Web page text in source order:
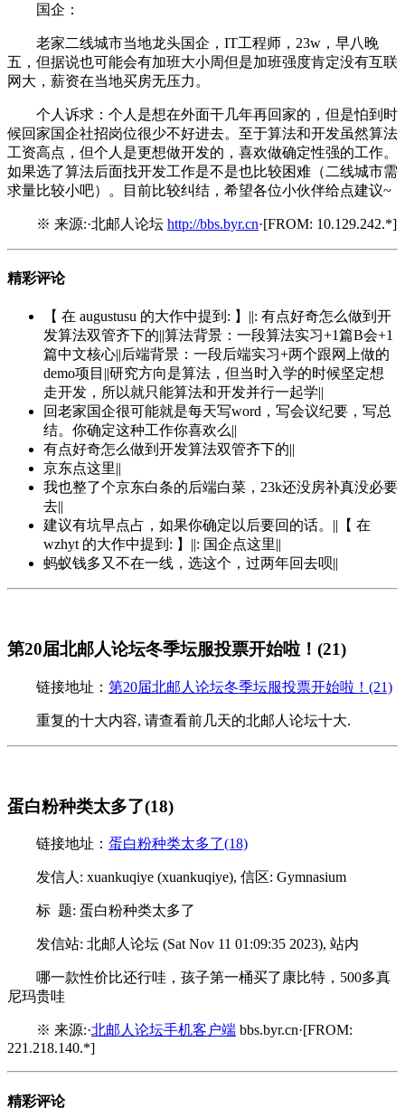
国企：
老家二线城市当地龙头国企，IT工程师，23w，早八晚
五，但据说也可能会有加班大小周但是加班强度肯定没有互联
网大，薪资在当地买房无压力。
个人诉求：个人是想在外面干几年再回家的，但是怕到时
候回家国企社招岗位很少不好进去。至于算法和开发虽然算法
工资高点，但个人是更想做开发的，喜欢做确定性强的工作。
如果选了算法后面找开发工作是不是也比较困难（二线城市需
求量比较小吧）。目前比较纠结，希望各位小伙伴给点建议~
※ 来源:·北邮人论坛 http://bbs.byr.cn·[FROM: 10.129.242.*]
精彩评论
【 在 augustusu 的大作中提到: 】||: 有点好奇怎么做到开
发算法双管齐下的||算法背景：一段算法实习+1篇B会+1
篇中文核心||后端背景：一段后端实习+两个跟网上做的
demo项目||研究方向是算法，但当时入学的时候坚定想
走开发，所以就只能算法和开发并行一起学||
回老家国企很可能就是每天写word，写会议纪要，写总
结。你确定这种工作你喜欢么||
有点好奇怎么做到开发算法双管齐下的||
京东点这里||
我也整了个京东白条的后端白菜，23k还没房补真没必要
去||
建议有坑早点占，如果你确定以后要回的话。||【 在
wzhyt 的大作中提到: 】||: 国企点这里||
蚂蚁钱多又不在一线，选这个，过两年回去呗||
第20届北邮人论坛冬季坛服投票开始啦！(21)
链接地址： 第20届北邮人论坛冬季坛服投票开始啦！(21)
重复的十大内容, 请查看前几天的北邮人论坛十大.
蛋白粉种类太多了(18)
链接地址： 蛋白粉种类太多了(18)
发信人: xuankuqiye (xuankuqiye), 信区: Gymnasium
标 题: 蛋白粉种类太多了
发信站: 北邮人论坛 (Sat Nov 11 01:09:35 2023), 站内
哪一款性价比还行哇，孩子第一桶买了康比特，500多真
尼玛贵哇
※ 来源:·北邮人论坛手机客户端 bbs.byr.cn·[FROM:
221.218.140.*]
精彩评论